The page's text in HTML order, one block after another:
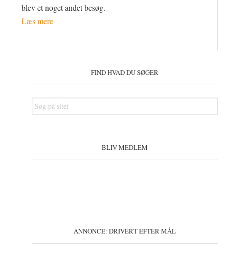
blev et noget andet besøg.
Læs mere
FIND HVAD DU SØGER
Søg
på
BLIV MEDLEM
ANNONCE: DRIVERT EFTER MÅL